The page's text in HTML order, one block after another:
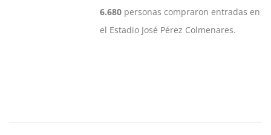
6.680 personas compraron entradas en
el Estadio José Pérez Colmenares.